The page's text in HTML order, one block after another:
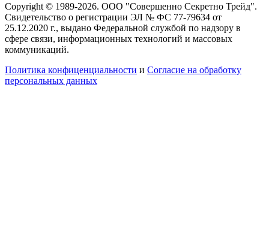
Copyright © 1989-2026. ООО "Совершенно Секретно Трейд".
Свидетельство о регистрации ЭЛ № ФС 77-79634 от
25.12.2020 г., выдано Федеральной службой по надзору в
сфере связи, информационных технологий и массовых
коммуникаций.
Политика конфиценциальности и Согласие на обработку
персональных данных